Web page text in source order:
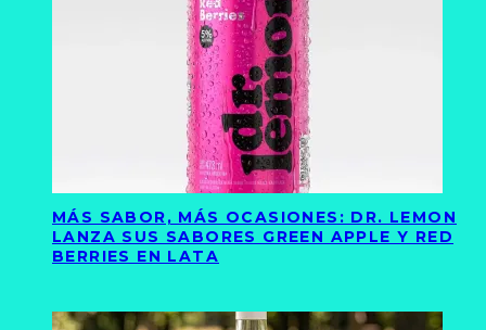
MÁS SABOR, MÁS OCASIONES: DR. LEMON
LANZA SUS SABORES GREEN APPLE Y RED
BERRIES EN LATA